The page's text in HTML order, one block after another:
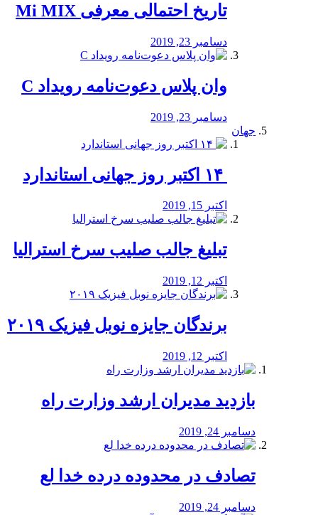
تاریخ احتمالی معرفی Mi MIX
دسامبر 23, 2019
وان پلاس دعوت‌نامه رویداد C
دسامبر 23, 2019
جهان
اکتبر 15, 2019
تبلیغ جالب صلیب سرخ استرالیا
اکتبر 12, 2019
برندگان جایزه نوبل فیزیک ۲۰۱۹
اکتبر 12, 2019
بازدید مدیران ارشد وزارت راه
دسامبر 24, 2019
تصادف در محدوده درده خدا لع
دسامبر 24, 2019